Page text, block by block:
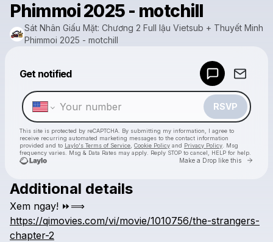
Phimmoi 2025 - motchill
Sát Nhân Giấu Mặt: Chương 2 Full lậu Vietsub + Thuyết Minh
Phimmoi 2025 - motchill
Get notified
RSVP
This site is protected by reCAPTCHA. By submitting my information, I agree to
receive recurring automated marketing messages to the contact information
provided and to Laylo's Terms of Service Cookie Policy and Privacy Policy . Msg
frequency varies. Msg & Data Rates may apply. Reply STOP to cancel, HELP for help.
Make a Drop like this Go
Check your texts
Additional details
Xem ngay! ⏩⟹
https://qimovies.com/vi/movie/1010756/the-strangers-
chapter-2